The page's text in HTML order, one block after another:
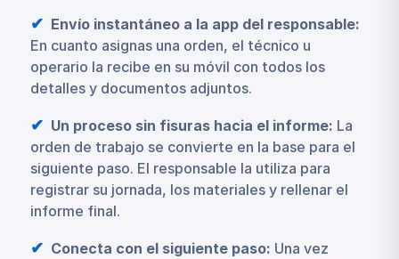
Envío instantáneo a la app del responsable:
En cuanto asignas una orden, el técnico u
operario la recibe en su móvil con todos los
detalles y documentos adjuntos.
Un proceso sin fisuras hacia el informe: La
orden de trabajo se convierte en la base para el
siguiente paso. El responsable la utiliza para
registrar su jornada, los materiales y rellenar el
informe final.
Conecta con el siguiente paso: Una vez